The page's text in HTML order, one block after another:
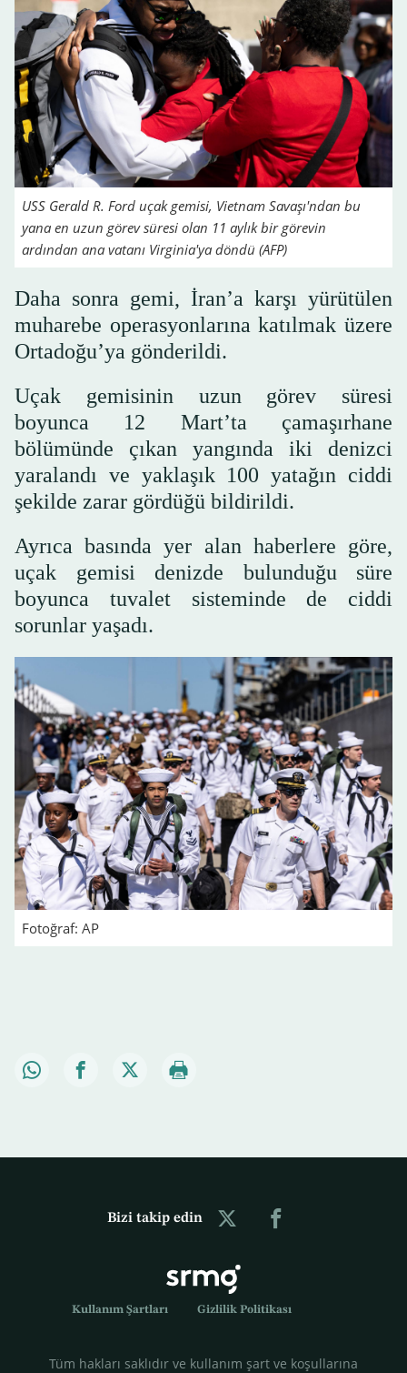
USS Gerald R. Ford uçak gemisi, Vietnam Savaşı'ndan bu
yana en uzun görev süresi olan 11 aylık bir görevin
ardından ana vatanı Virginia'ya döndü (AFP)
Daha sonra gemi, İran’a karşı yürütülen
muharebe operasyonlarına katılmak üzere
Ortadoğu’ya gönderildi.
Uçak gemisinin uzun görev süresi
boyunca 12 Mart’ta çamaşırhane
bölümünde çıkan yangında iki denizci
yaralandı ve yaklaşık 100 yatağın ciddi
şekilde zarar gördüğü bildirildi.
Ayrıca basında yer alan haberlere göre,
uçak gemisi denizde bulunduğu süre
boyunca tuvalet sisteminde de ciddi
sorunlar yaşadı.
Fotoğraf: AP
Bizi takip edin
Kullanım Şartları Gizlilik Politikası
Tüm hakları saklıdır ve kullanım şart ve koşullarına